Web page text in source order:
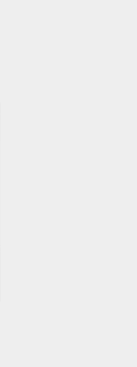
氧化劑。將煙燻與
一種有效方法。
without a
and tocopherol,
compounds in
off rancid
and cereal.